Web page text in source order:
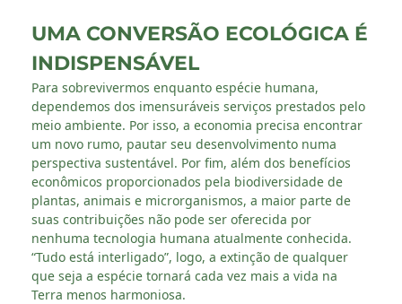
UMA CONVERSÃO ECOLÓGICA É
INDISPENSÁVEL
Para sobrevivermos enquanto espécie humana,
dependemos dos imensuráveis serviços prestados pelo
meio ambiente. Por isso, a economia precisa encontrar
um novo rumo, pautar seu desenvolvimento numa
perspectiva sustentável. Por fim, além dos benefícios
econômicos proporcionados pela biodiversidade de
plantas, animais e microrganismos, a maior parte de
suas contribuições não pode ser oferecida por
nenhuma tecnologia humana atualmente conhecida.
“Tudo está interligado”, logo, a extinção de qualquer
que seja a espécie tornará cada vez mais a vida na
Terra menos harmoniosa.